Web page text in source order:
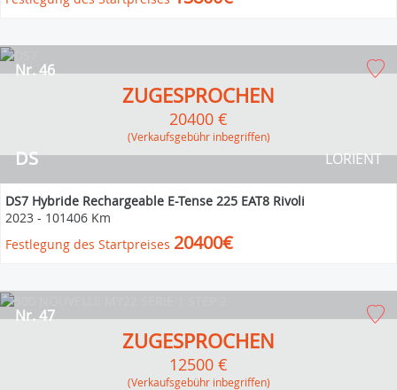
DS
Nr. 46
LORIENT
ZUGESPROCHEN
20400 €
(Verkaufsgebühr inbegriffen)
DS7 Hybride Rechargeable E-Tense 225 EAT8 Rivoli
2023 - 101406 Km
Festlegung des Startpreises 20400€
Nr. 47
ZUGESPROCHEN
12500 €
(Verkaufsgebühr inbegriffen)